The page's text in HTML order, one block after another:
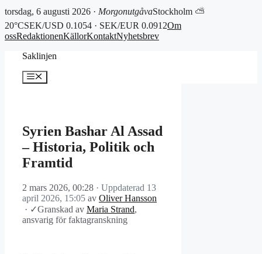
torsdag, 6 augusti 2026 · MorgonutgåvaStockholm ⛅
20°CSEK/USD 0.1054 · SEK/EUR 0.0912Om
ossRedaktionenKällorKontaktNyhetsbrev
Saklinjen
Meny
Syrien Bashar Al Assad
– Historia, Politik och
Framtid
2 mars 2026, 00:28 · Uppdaterad 13
april 2026, 15:05 av Oliver Hansson
· ✓Granskad av Maria Strand,
ansvarig för faktagranskning